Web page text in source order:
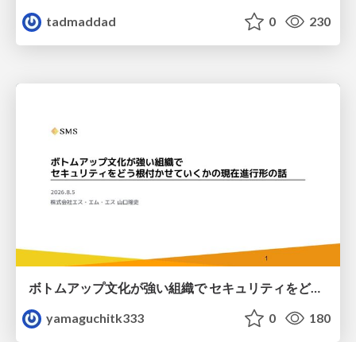
tadmaddad
0 230
ボトムアップ文化が強い組織で セキュリティをどう根付かせていくかの現在進行形の話 / Making Security Stick in a Bottom-Up Organization
yamaguchitk333
0 180